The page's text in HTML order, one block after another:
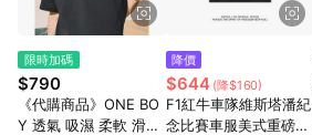
限時加碼
$790
《代購商品》ONE BO
Y 透氣 吸濕 柔軟 滑順
降價
$644 (降$160)
F1紅牛車隊維斯塔潘紀
念比賽車服美式重磅純